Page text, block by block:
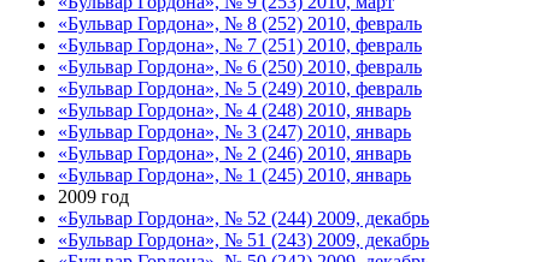
«Бульвар Гордона», № 8 (252) 2010, февраль
«Бульвар Гордона», № 7 (251) 2010, февраль
«Бульвар Гордона», № 6 (250) 2010, февраль
«Бульвар Гордона», № 5 (249) 2010, февраль
«Бульвар Гордона», № 4 (248) 2010, январь
«Бульвар Гордона», № 3 (247) 2010, январь
«Бульвар Гордона», № 2 (246) 2010, январь
«Бульвар Гордона», № 1 (245) 2010, январь
2009 год
«Бульвар Гордона», № 52 (244) 2009, декабрь
«Бульвар Гордона», № 51 (243) 2009, декабрь